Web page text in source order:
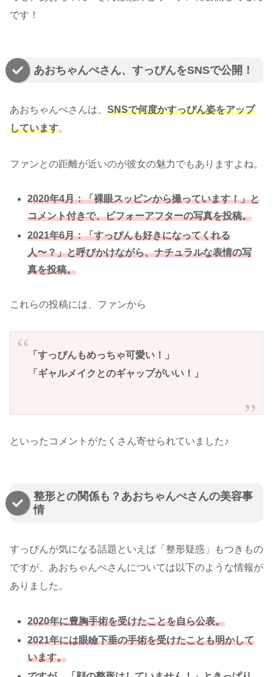
です！
あおちゃんぺさん、すっぴんをSNSで公開！
あおちゃんぺさんは、 SNSで何度かすっぴん姿をアップ
しています。
ファンとの距離が近いのが彼女の魅力でもありますよね。
2020年4月：「裸眼スッピンから撮っています！」と
コメント付きで、ビフォーアフターの写真を投稿。
2021年6月：「すっぴんも好きになってくれる
人〜？」と呼びかけながら、ナチュラルな表情の写
真を投稿。
これらの投稿には、ファンから
「すっぴんもめっちゃ可愛い！」
「ギャルメイクとのギャップがいい！」
といったコメントがたくさん寄せられていました♪
整形との関係も？あおちゃんぺさんの美容事
情
すっぴんが気になる話題といえば「整形疑惑」もつきもの
ですが、あおちゃんぺさんについては以下のような情報が
ありました。
2020年に豊胸手術を受けたことを自ら公表。
2021年には眼瞼下垂の手術を受けたことも明かして
います。